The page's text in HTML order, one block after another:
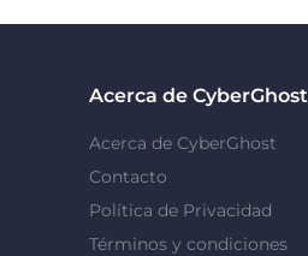
Acerca de CyberGhost
Acerca de CyberGhost
Contacto
Política de Privacidad
Términos y condiciones